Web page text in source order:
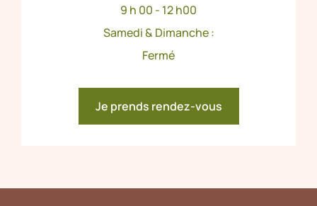
9 h 00 - 12 h00
Samedi & Dimanche :
Fermé
Je prends rendez-vous